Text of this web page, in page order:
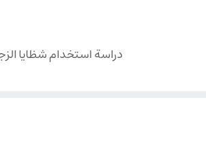
دراسة استخدام شظايا